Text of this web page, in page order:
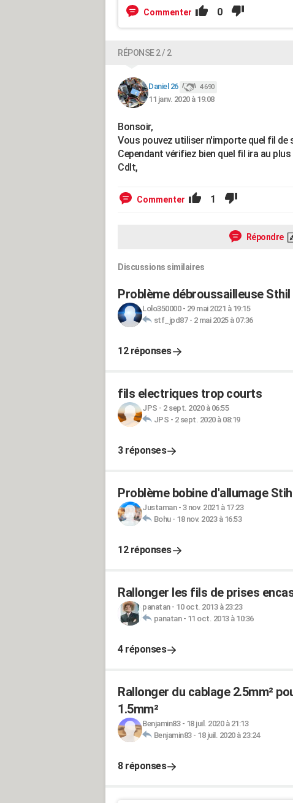
Commenter 0
RÉPONSE 2 / 2
Daniel 26 4 690
11 janv. 2020 à 19:08
Bonsoir,
Vous pouvez utiliser n'importe quel fil de
Cependant vérifiez bien quel fil ira au
Cdlt,
Commenter 1
Répondre
Discussions similaires
Problème débroussailleuse
Lolo350000- 29 mai 2021 à 19:15
stf_jpd87- 2 mai 2025 à 07:36
12 réponses
fils electriques trop courts
JPS - 2 sept. 2020 à 06:55
JPS - 2 sept. 2020 à 08:19
3 réponses
Problème bobine d'allumage
Justaman- 3 nov. 2021 à 17:23
Bohu- 18 nov. 2023 à 16:53
12 réponses
Rallonger les fils de prises
panatan- 10 oct. 2013 à 23:23
panatan- 11 oct. 2013 à 10:36
4 réponses
Rallonger du cablage 2.5mm²
1.5mm²
Benjamin83- 18 juil. 2020 à 21:13
Benjamin83- 18 juil. 2020 à 23:24
8 réponses